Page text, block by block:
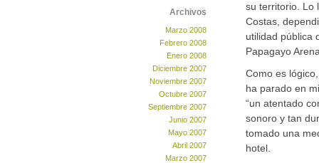
su territorio. Lo
Costas,
utilidad pública
Papagayo
Como es
ha parado en
“un atentado
sonoro y tan
tomado una
hotel.
Archivos
Marzo 2008
Febrero 2008
Enero 2008
Diciembre 2007
Noviembre 2007
Octubre 2007
Septiembre 2007
Junio 2007
Mayo 2007
Abril 2007
Marzo 2007